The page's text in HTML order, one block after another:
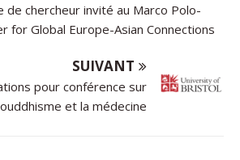
de chercheur invité au Marco Polo-
for Global Europe-Asian Connections
SUIVANT
pour conférence sur
et la médecine